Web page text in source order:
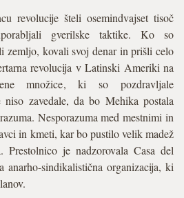
revolucije šteli osemindvajset tisoč
gverilske taktike. Ko so
zemljo, kovali svoj denar in prišli celo
revolucija v Latinski Ameriki na
množice, ki so pozdravljale
niso zavedale, da bo Mehika postala
Nesporazuma med mestnimi in
in kmeti, kar bo pustilo velik madež
Prestolnico je nadzorovala Casa del
anarho-sindikalistična organizacija, ki